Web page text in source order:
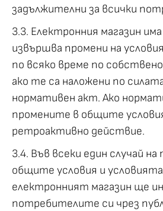
задължителни за всички
3.3. Електронния магазин
извършва промени на
по всяко време по
ако те са наложени по
нормативен акт. Ако
промените в общите
ретроактивно действие.
3.4. Във всеки един случай на
общите условия и условията
електронният магазин ще
потребителите си чрез